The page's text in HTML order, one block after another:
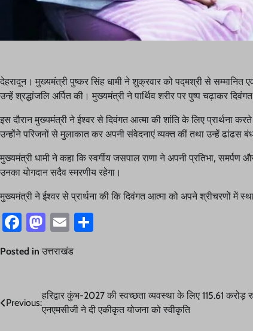
देहरादून। मुख्यमंत्री पुष्कर सिंह धामी ने शुक्रवार को पद्मश्री से सम्मानित
उन्हें श्रद्धांजलि अर्पित की। मुख्यमंत्री ने पार्थिव शरीर पर पुष्प चढ़ाकर
इस दौरान मुख्यमंत्री ने ईश्वर से दिवंगत आत्मा की शांति के लिए प्रार्थना
उन्होंने परिजनों से मुलाकात कर अपनी संवेदनाएं व्यक्त कीं तथा उन्हें ढांढस
मुख्यमंत्री धामी ने कहा कि स्वर्गीय जसपाल राणा ने अपनी प्रतिभा, समर्पण
उनका योगदान सदैव स्मरणीय रहेगा।
मुख्यमंत्री ने ईश्वर से प्रार्थना की कि दिवंगत आत्मा को अपने श्रीचरणों में
Facebook
Mastodon
Email
Posted in उत्तराखंड
Post
navigation
Previous:
हरिद्वार कुंभ-2027 की स्वच्छता व्यवस्था के लिए 115.61 करोड़
एनएमसीजी ने दी एकीकृत योजना को स्वीकृति